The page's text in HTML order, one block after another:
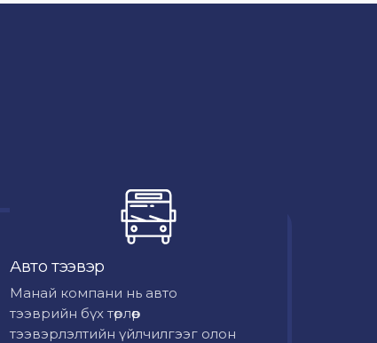
Авто тээвэр
Mанай компани нь авто
тээврийн бүх төрлөөр
тээвэрлэлтийн үйлчилгээг олон